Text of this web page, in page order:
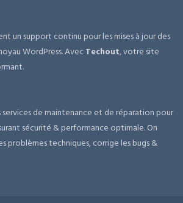
un support continu pour les mises à jour des
WordPress. AvecTechout, votre site
de maintenance et de réparation pour
sécurité & performance optimale. On
problèmes techniques, corrige les bugs &